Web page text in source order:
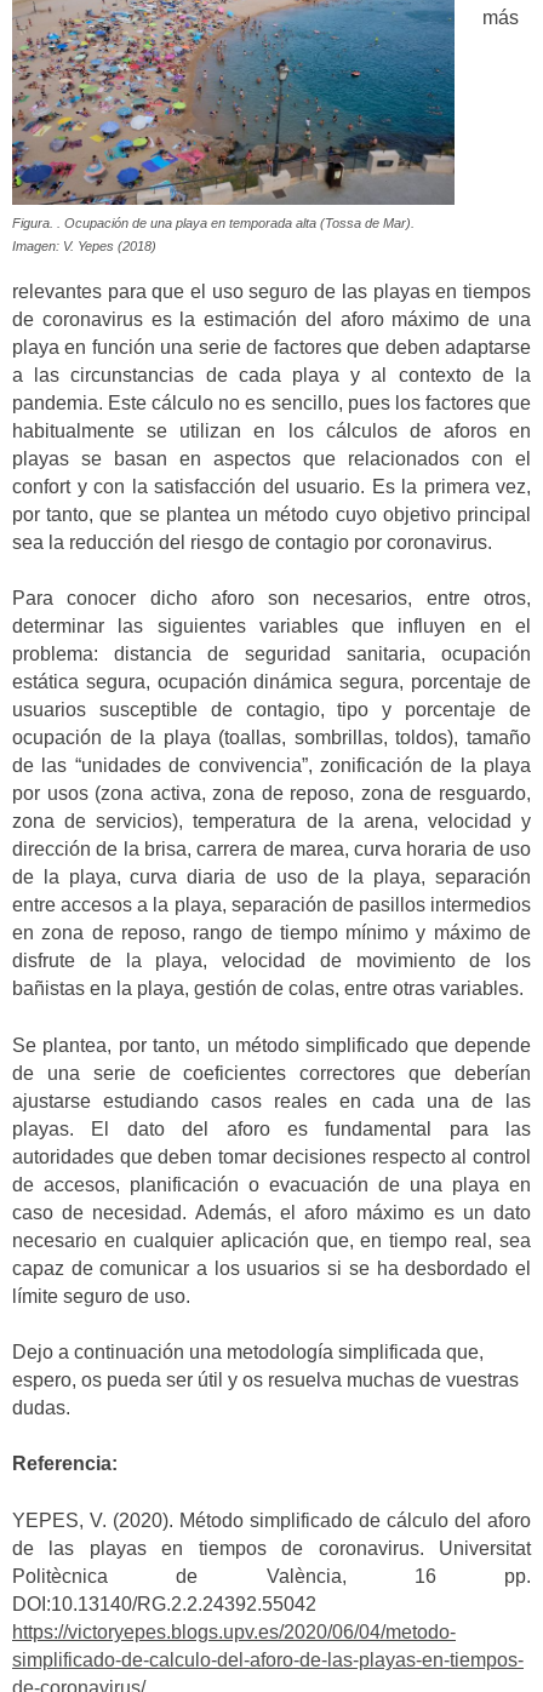
Figura. . Ocupación de una playa en temporada alta (Tossa de Mar).
Imagen: V. Yepes (2018)
más
relevantes para que el uso seguro de las playas en tiempos
de coronavirus es la estimación del aforo máximo de una
playa en función una serie de factores que deben adaptarse
a las circunstancias de cada playa y al contexto de la
pandemia. Este cálculo no es sencillo, pues los factores que
habitualmente se utilizan en los cálculos de aforos en
playas se basan en aspectos que relacionados con el
confort y con la satisfacción del usuario. Es la primera vez,
por tanto, que se plantea un método cuyo objetivo principal
sea la reducción del riesgo de contagio por coronavirus.
Para conocer dicho aforo son necesarios, entre otros,
determinar las siguientes variables que influyen en el
problema: distancia de seguridad sanitaria, ocupación
estática segura, ocupación dinámica segura, porcentaje de
usuarios susceptible de contagio, tipo y porcentaje de
ocupación de la playa (toallas, sombrillas, toldos), tamaño
de las “unidades de convivencia”, zonificación de la playa
por usos (zona activa, zona de reposo, zona de resguardo,
zona de servicios), temperatura de la arena, velocidad y
dirección de la brisa, carrera de marea, curva horaria de uso
de la playa, curva diaria de uso de la playa, separación
entre accesos a la playa, separación de pasillos intermedios
en zona de reposo, rango de tiempo mínimo y máximo de
disfrute de la playa, velocidad de movimiento de los
bañistas en la playa, gestión de colas, entre otras variables.
Se plantea, por tanto, un método simplificado que depende
de una serie de coeficientes correctores que deberían
ajustarse estudiando casos reales en cada una de las
playas. El dato del aforo es fundamental para las
autoridades que deben tomar decisiones respecto al control
de accesos, planificación o evacuación de una playa en
caso de necesidad. Además, el aforo máximo es un dato
necesario en cualquier aplicación que, en tiempo real, sea
capaz de comunicar a los usuarios si se ha desbordado el
límite seguro de uso.
Dejo a continuación una metodología simplificada que,
espero, os pueda ser útil y os resuelva muchas de vuestras
dudas.
Referencia:
YEPES, V. (2020). Método simplificado de cálculo del aforo
de las playas en tiempos de coronavirus. Universitat
Politècnica de València, 16 pp.
DOI:10.13140/RG.2.2.24392.55042
https://victoryepes.blogs.upv.es/2020/06/04/metodo-
simplificado-de-calculo-del-aforo-de-las-playas-en-tiempos-
de-coronavirus/